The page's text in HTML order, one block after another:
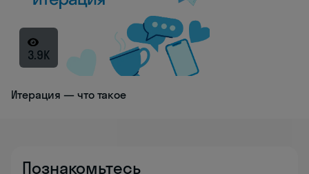
3.9K
Итерация — что такое
Познакомьтесь